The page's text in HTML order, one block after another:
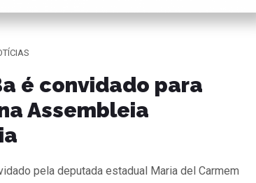
é convidado para
Assembleia
pela deputada estadual Maria del Carmem